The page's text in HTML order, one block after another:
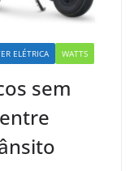
ELÉTRICA WATTS
sem